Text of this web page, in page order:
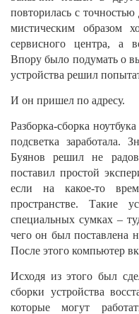
повторилась с точностью
мистическим образом
сервисного центра, а
Впору было подумать о
устройства решил
И он пришел по адресу.
Разборка-сборка
подсветка заработала.
Буянов решил не
поставил простой
если на какое-то
пространстве. Такие
специальных сумках –
чего он был поставлена
После этого компьютер
Исходя из этого был
сборки устройства
которые могут